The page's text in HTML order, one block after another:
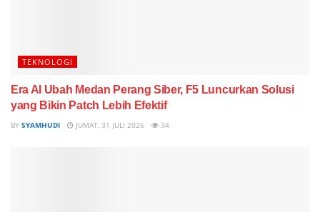
TEKNOLOGI
Era AI Ubah Medan Perang Siber, F5 Luncurkan Solusi
yang Bikin Patch Lebih Efektif
BY SYAMHUDI JUMAT, 31 JULI 2026 34